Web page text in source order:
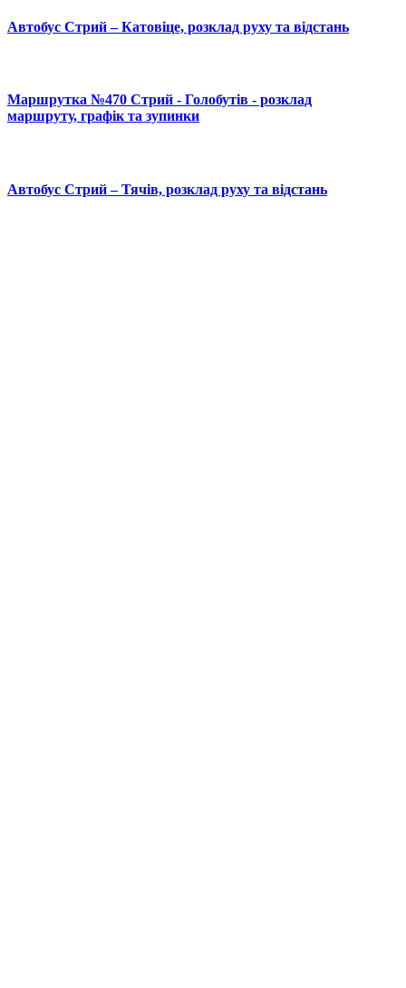
Автобус Стрий – Катовіце, розклад руху та відстань
Маршрутка №470 Стрий - Голобутів - розклад
маршруту, графік та зупинки
Автобус Стрий – Тячів, розклад руху та відстань